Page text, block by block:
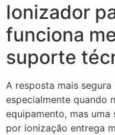
Ionizador
funciona
suporte
A resposta mais
especialmente quando
equipamento, mas
por ionização entrega